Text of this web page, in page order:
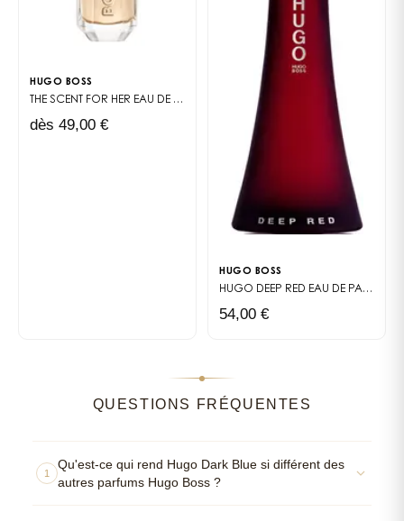
conviction. Pour ceux qui souhaitent allier originalité
et élégance, ce parfum reste une valeur sûre,
HUGO BOSS
THE SCENT FOR HER EAU DE PARFUM
dès 49,00 €
HUGO BOSS
HUGO DEEP RED EAU DE PARFUM
54,00 €
QUESTIONS FRÉQUENTES
1
Qu'est-ce qui rend Hugo Dark Blue si différent des
autres parfums Hugo Boss ?